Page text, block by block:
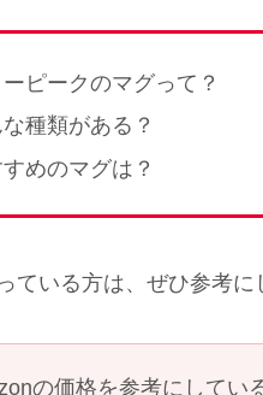
ーピークのマグって？
な種類がある？
めのマグは？
ている方は、ぜひ参考
の価格を参考にしてい